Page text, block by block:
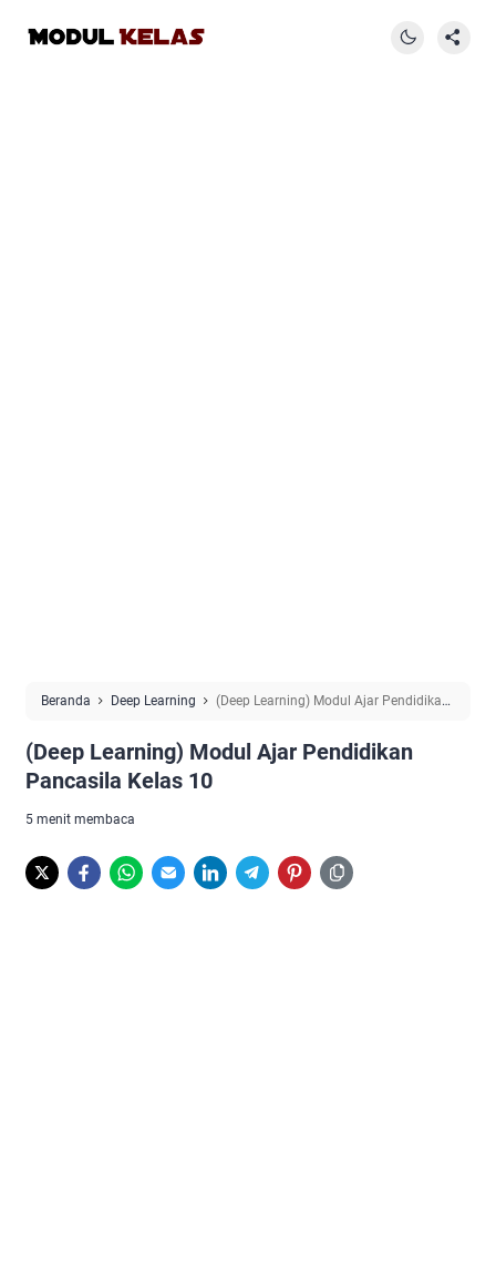
Beranda Deep Learning
(Deep Learning) Modul Ajar Pendidikan
(Deep Learning) Modul Ajar Pendidikan
Pancasila Kelas 10
5 menit membaca